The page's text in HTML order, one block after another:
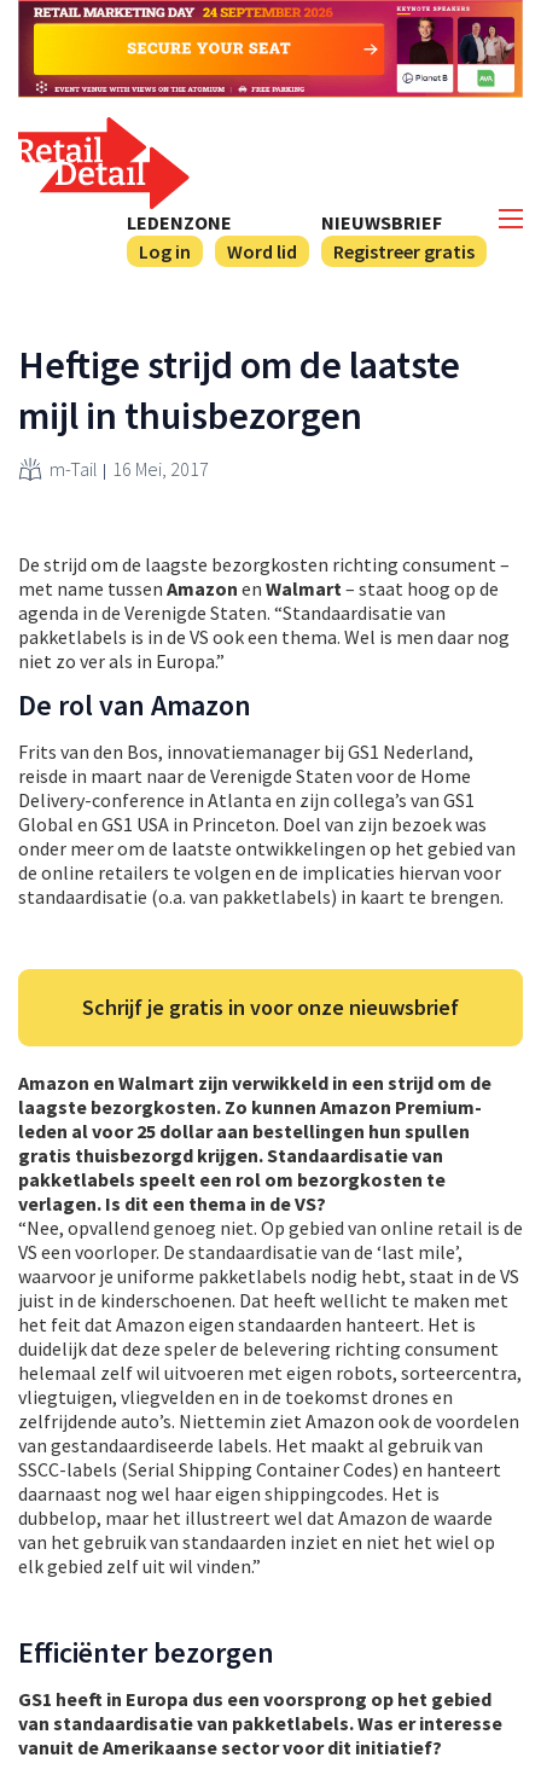
NIEUWSBRIEF
Registreer gratis
LEDENZONE
Log in
Word lid
Heftige strijd om de laatste
mijl in thuisbezorgen
m-Tail 16 Mei, 2017
De strijd om de laagste bezorgkosten richting consument –
met name tussen Amazon en Walmart – staat hoog op de
agenda in de Verenigde Staten. “Standaardisatie van
pakketlabels is in de VS ook een thema. Wel is men daar nog
niet zo ver als in Europa.”
De rol van Amazon
Frits van den Bos, innovatiemanager bij GS1 Nederland,
reisde in maart naar de Verenigde Staten voor de Home
Delivery-conference in Atlanta en zijn collega’s van GS1
Global en GS1 USA in Princeton. Doel van zijn bezoek was
onder meer om de laatste ontwikkelingen op het gebied van
de online retailers te volgen en de implicaties hiervan voor
standaardisatie (o.a. van pakketlabels) in kaart te brengen.
Schrijf je gratis in voor onze nieuwsbrief
Amazon en Walmart zijn verwikkeld in een strijd om de
laagste bezorgkosten. Zo kunnen Amazon Premium-
leden al voor 25 dollar aan bestellingen hun spullen
gratis thuisbezorgd krijgen. Standaardisatie van
pakketlabels speelt een rol om bezorgkosten te
verlagen. Is dit een thema in de VS?
“Nee, opvallend genoeg niet. Op gebied van online retail is de
VS een voorloper. De standaardisatie van de ‘last mile’,
waarvoor je uniforme pakketlabels nodig hebt, staat in de VS
juist in de kinderschoenen. Dat heeft wellicht te maken met
het feit dat Amazon eigen standaarden hanteert. Het is
duidelijk dat deze speler de belevering richting consument
helemaal zelf wil uitvoeren met eigen robots, sorteercentra,
vliegtuigen, vliegvelden en in de toekomst drones en
zelfrijdende auto’s. Niettemin ziet Amazon ook de voordelen
van gestandaardiseerde labels. Het maakt al gebruik van
SSCC-labels (Serial Shipping Container Codes) en hanteert
daarnaast nog wel haar eigen shippingcodes. Het is
dubbelop, maar het illustreert wel dat Amazon de waarde
van het gebruik van standaarden inziet en niet het wiel op
elk gebied zelf uit wil vinden.”
Efficiënter bezorgen
GS1 heeft in Europa dus een voorsprong op het gebied
van standaardisatie van pakketlabels. Was er interesse
vanuit de Amerikaanse sector voor dit initiatief?